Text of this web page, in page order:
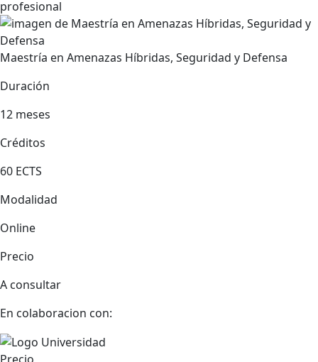
profesional
Maestría en Amenazas Híbridas, Seguridad y Defensa
Duración
12 meses
Créditos
60 ECTS
Modalidad
Online
Precio
A consultar
En colaboracion con: